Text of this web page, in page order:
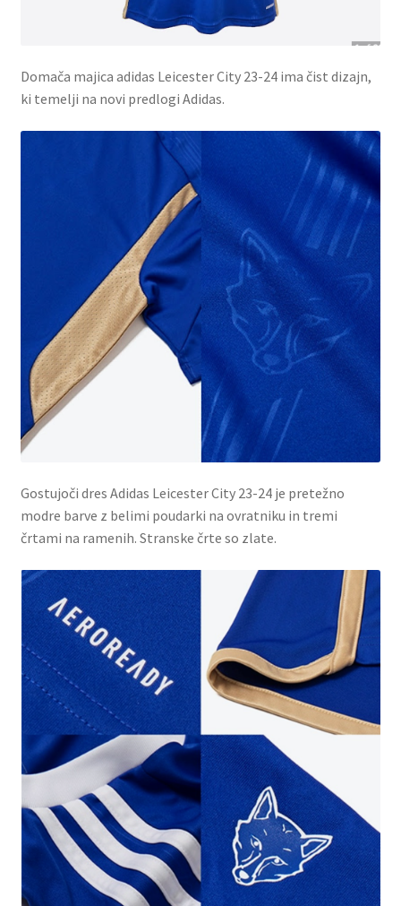
Domača majica adidas Leicester City 23-24 ima čist dizajn,
ki temelji na novi predlogi Adidas.
Gostujoči dres Adidas Leicester City 23-24 je pretežno
modre barve z belimi poudarki na ovratniku in tremi
črtami na ramenih. Stranske črte so zlate.